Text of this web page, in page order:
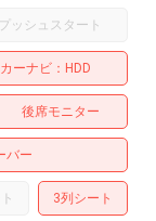
プッシュスタート
カーナビ HDD
後席モニター
バー
3列シート